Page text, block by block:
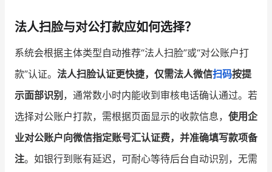
法人扫脸与对公打款应如何选择？
系统会根据主体类型自动推荐“法人扫脸”或“对公账户打
款”认证。 法人扫脸认证更快捷，仅需法人微信扫码按提
示面部识别 ，通常数小时内能收到审核电话确认通过。若
选择对公账户打款，需根据页面显示的收款信息， 使用企
业对公账户向微信指定账号汇认证费，并准确填写款项备
注。如银行到账有延迟，可耐心等待后台自动识别，无需